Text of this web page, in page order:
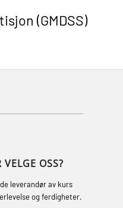
(GMDSS)
Industrivern
VELGE OSS?
leverandør av kurs
og ferdigheter.